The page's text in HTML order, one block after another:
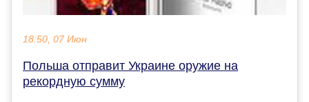
18:50, 07 Июн
Польша отправит Украине оружие на
рекордную сумму